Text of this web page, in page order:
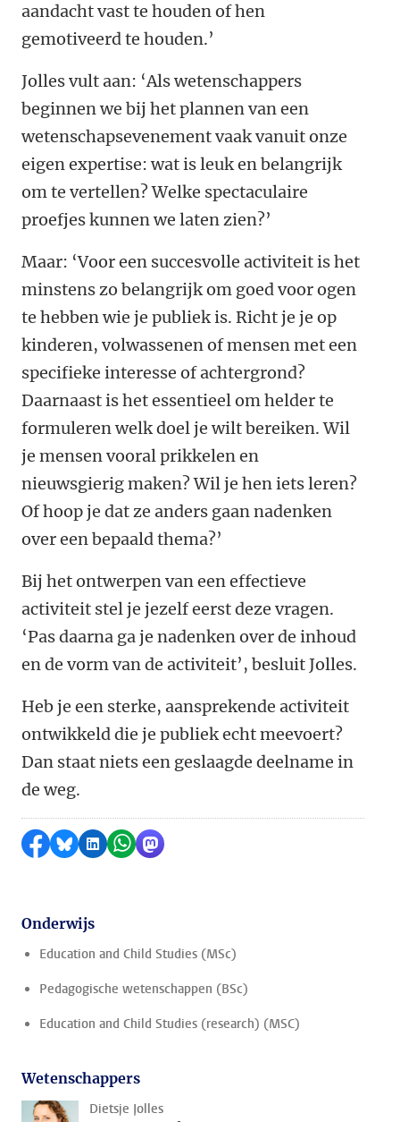
aandacht vast te houden of hen
gemotiveerd te houden.’
Jolles vult aan: ‘Als wetenschappers
beginnen we bij het plannen van een
wetenschapsevenement vaak vanuit onze
eigen expertise: wat is leuk en belangrijk
om te vertellen? Welke spectaculaire
proefjes kunnen we laten zien?’
Maar: ‘Voor een succesvolle activiteit is het
minstens zo belangrijk om goed voor ogen
te hebben wie je publiek is. Richt je je op
kinderen, volwassenen of mensen met een
specifieke interesse of achtergrond?
Daarnaast is het essentieel om helder te
formuleren welk doel je wilt bereiken. Wil
je mensen vooral prikkelen en
nieuwsgierig maken? Wil je hen iets leren?
Of hoop je dat ze anders gaan nadenken
over een bepaald thema?’
Bij het ontwerpen van een effectieve
activiteit stel je jezelf eerst deze vragen.
‘Pas daarna ga je nadenken over de inhoud
en de vorm van de activiteit’, besluit Jolles.
Heb je een sterke, aansprekende activiteit
ontwikkeld die je publiek echt meevoert?
Dan staat niets een geslaagde deelname in
de weg.
Delen op Facebook
Delen via Bluesky
Delen op LinkedIn
Delen via WhatsApp
Delen via Mastodon
Onderwijs
Education and Child Studies (MSc)
Pedagogische wetenschappen (BSc)
Education and Child Studies (research) (MSC)
Wetenschappers
Dietsje Jolles